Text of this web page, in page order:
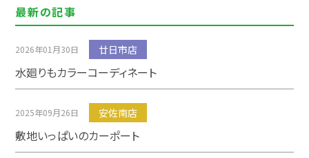
最新の記事
2026年01月30日 廿日市店
水廻りもカラーコーディネート
2025年09月26日 安佐南店
敷地いっぱいのカーポート